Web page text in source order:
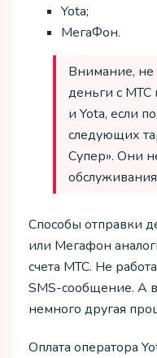
Yota;
МегаФон.
Внимание, не
деньги с МТС
и Yota, если
следующих
Супер». Они
Способы отправки
или Мегафон
счета МТС. Не
SMS-сообщение. А
немного другая
Оплата оператора